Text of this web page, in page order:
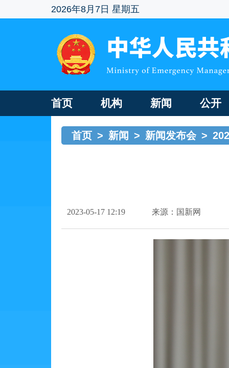
2026年8月7日 星期五
首页 机构 新闻 公开
首页 > 新闻 > 新闻发布会 >
2023-05-17 12:19 来源：国新网